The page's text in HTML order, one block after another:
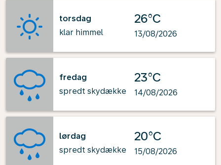
torsdag
klar himmel
26°C
13/08/2026
fredag
spredt skydække
23°C
14/08/2026
lørdag
spredt skydække
20°C
15/08/2026